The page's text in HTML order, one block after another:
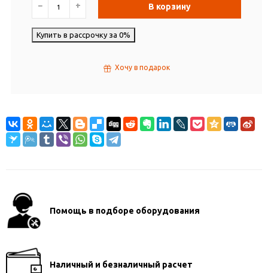
− + В корзину
Купить в рассрочку за 0%
Хочу в подарок
Помощь в подборе оборудования
Наличный и безналичный расчет